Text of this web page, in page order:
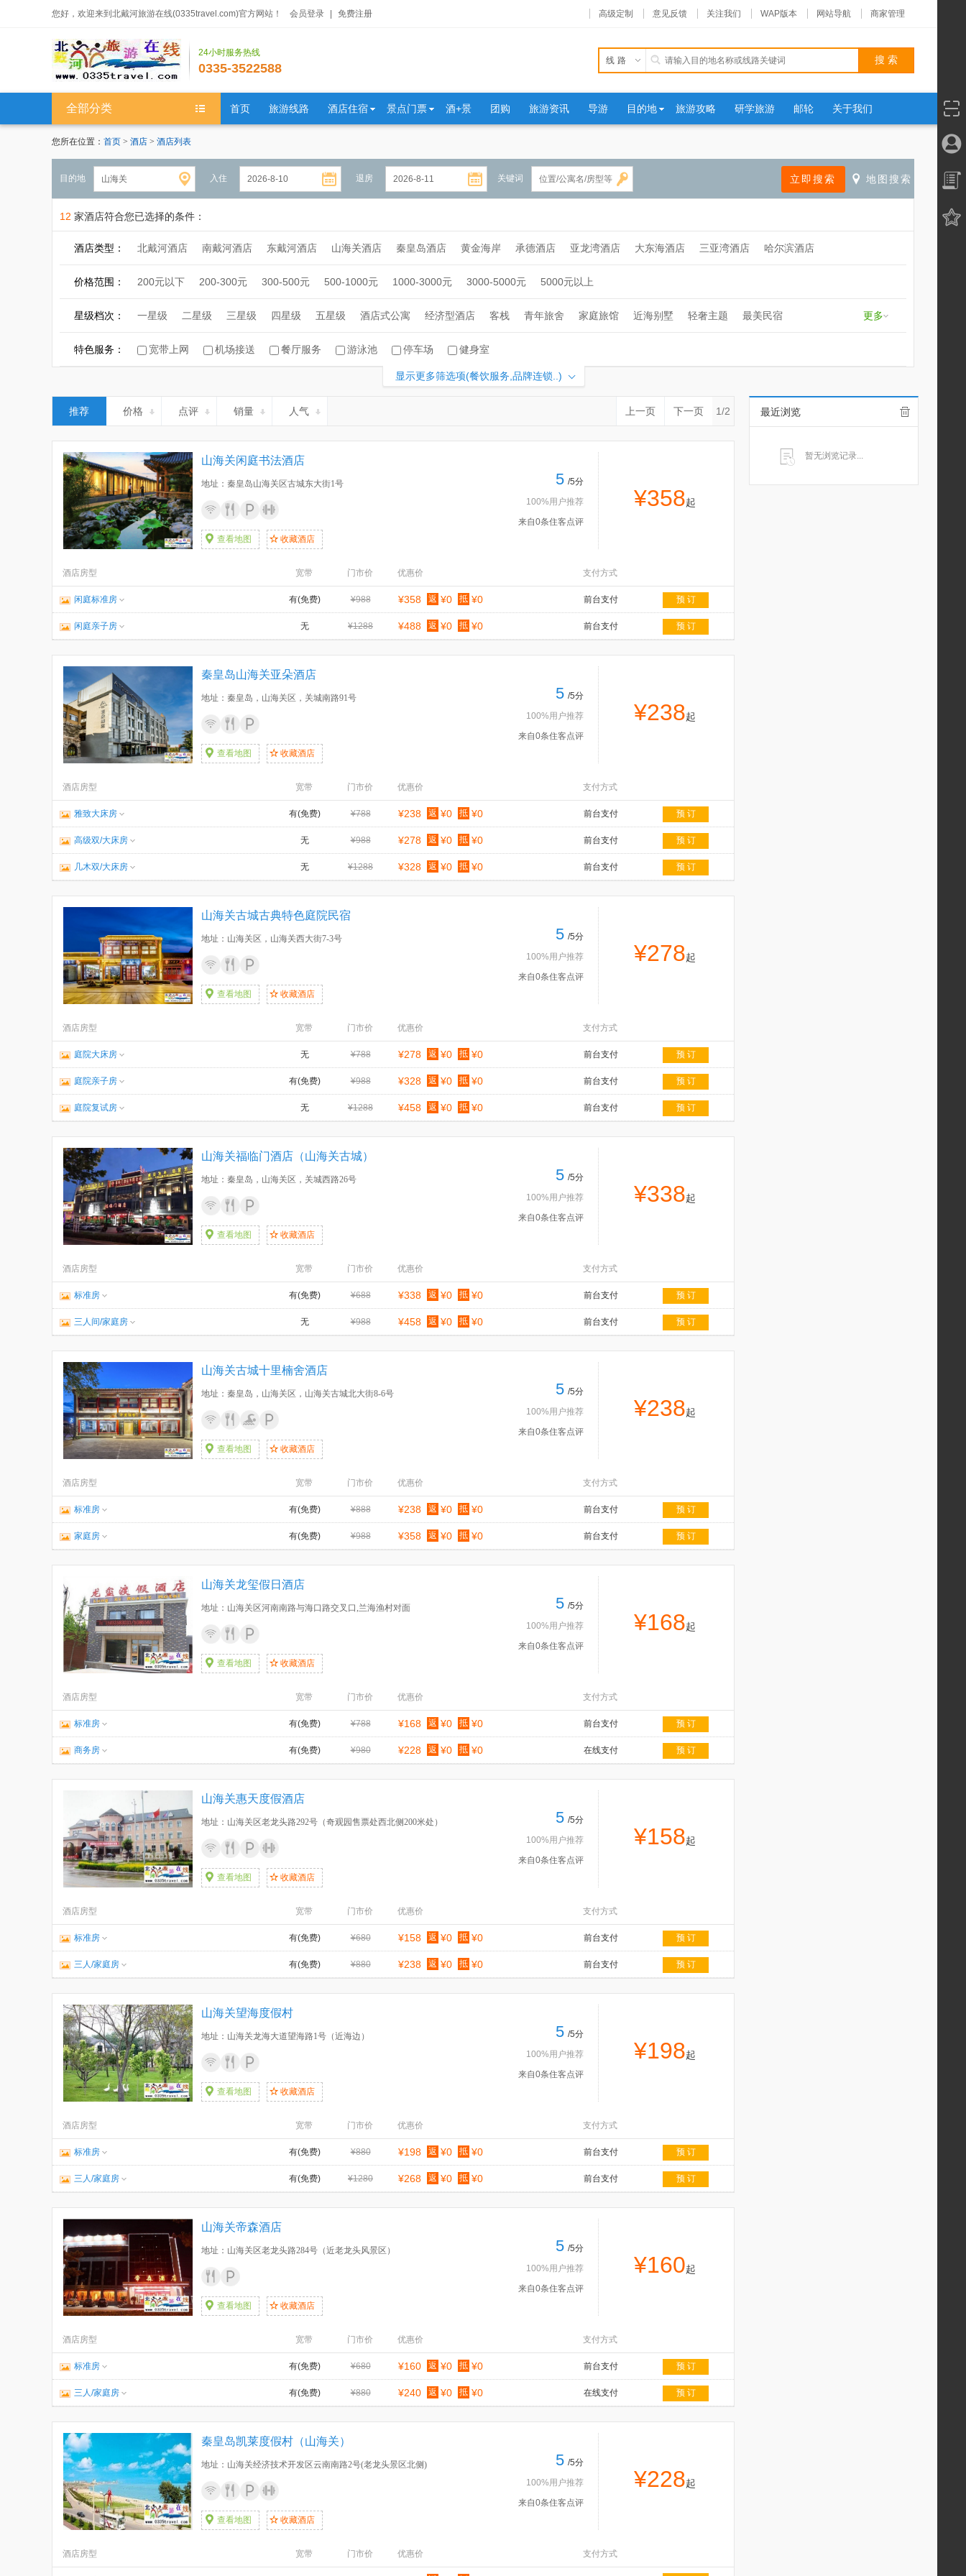
您好，欢迎来到北戴河旅游在线(0335travel.com)官方网站！ 会员登录 免费注册 高级定制 意见反馈 关注我们 WAP版本 网站导航 商家管理
24小时服务热线
0335-3522588
线路
全部分类 首页 旅游线路 酒店住宿 景点门票 酒+景 团购 旅游资讯 导游 目的地 旅游攻略 研学旅游 邮轮 关于我们
您所在位置： 首页 > 酒店 > 酒店列表
目的地 入住 退房 关键词
12 家酒店符合您已选择的条件：
酒店类型： 北戴河酒店 南戴河酒店 东戴河酒店 山海关酒店 秦皇岛酒店 黄金海岸 承德酒店 亚龙湾酒店 大东海酒店 三亚湾酒店 哈尔滨酒店
价格范围： 200元以下 200-300元 300-500元 500-1000元 1000-3000元 3000-5000元 5000元以上
星级档次： 一星级 二星级 三星级 四星级 五星级 酒店式公寓 经济型酒店 客栈 青年旅舍 家庭旅馆 近海别墅 轻奢主题 最美民宿
康养酒店
更多
特色服务： 宽带上网 机场接送 餐厅服务 游泳池 停车场 健身室
显示更多筛选项(餐饮服务,品牌连锁..)
推荐 价格 点评 销量 人气 上一页 下一页 1/2
山海关闲庭书法酒店
地址：秦皇岛山海关区古城东大街1号
查看地图 收藏酒店
5 /5分
100%用户推荐
来自0条住客点评
¥358起
酒店房型 宽带 门市价 优惠价 支付方式
闲庭标准房 有(免费) ¥988 ¥358 返 ¥0 抵 ¥0 前台支付 预 订
闲庭亲子房 无 ¥1288 ¥488 返 ¥0 抵 ¥0 前台支付 预 订
秦皇岛山海关亚朵酒店
地址：秦皇岛，山海关区，关城南路91号
查看地图 收藏酒店
5 /5分
100%用户推荐
来自0条住客点评
¥238起
酒店房型 宽带 门市价 优惠价 支付方式
雅致大床房 有(免费) ¥788 ¥238 返 ¥0 抵 ¥0 前台支付 预 订
高级双/大床房 无 ¥988 ¥278 返 ¥0 抵 ¥0 前台支付 预 订
几木双/大床房 无 ¥1288 ¥328 返 ¥0 抵 ¥0 前台支付 预 订
山海关古城古典特色庭院民宿
地址：山海关区，山海关西大街7-3号
查看地图 收藏酒店
5 /5分
100%用户推荐
来自0条住客点评
¥278起
酒店房型 宽带 门市价 优惠价 支付方式
庭院大床房 无 ¥788 ¥278 返 ¥0 抵 ¥0 前台支付 预 订
庭院亲子房 有(免费) ¥988 ¥328 返 ¥0 抵 ¥0 前台支付 预 订
庭院复试房 无 ¥1288 ¥458 返 ¥0 抵 ¥0 前台支付 预 订
山海关福临门酒店（山海关古城）
地址：秦皇岛，山海关区，关城西路26号
查看地图 收藏酒店
5 /5分
100%用户推荐
来自0条住客点评
¥338起
酒店房型 宽带 门市价 优惠价 支付方式
标准房 有(免费) ¥688 ¥338 返 ¥0 抵 ¥0 前台支付 预 订
三人间/家庭房 无 ¥988 ¥458 返 ¥0 抵 ¥0 前台支付 预 订
山海关古城十里楠舍酒店
地址：秦皇岛，山海关区，山海关古城北大街8-6号
查看地图 收藏酒店
5 /5分
100%用户推荐
来自0条住客点评
¥238起
酒店房型 宽带 门市价 优惠价 支付方式
标准房 有(免费) ¥888 ¥238 返 ¥0 抵 ¥0 前台支付 预 订
家庭房 有(免费) ¥988 ¥358 返 ¥0 抵 ¥0 前台支付 预 订
山海关龙玺假日酒店
地址：山海关区河南南路与海口路交叉口,兰海渔村对面
查看地图 收藏酒店
5 /5分
100%用户推荐
来自0条住客点评
¥168起
酒店房型 宽带 门市价 优惠价 支付方式
标准房 有(免费) ¥788 ¥168 返 ¥0 抵 ¥0 前台支付 预 订
商务房 有(免费) ¥980 ¥228 返 ¥0 抵 ¥0 在线支付 预 订
山海关惠天度假酒店
地址：山海关区老龙头路292号（奇观园售票处西北侧200米处）
查看地图 收藏酒店
5 /5分
100%用户推荐
来自0条住客点评
¥158起
酒店房型 宽带 门市价 优惠价 支付方式
标准房 有(免费) ¥680 ¥158 返 ¥0 抵 ¥0 前台支付 预 订
三人/家庭房 有(免费) ¥880 ¥238 返 ¥0 抵 ¥0 前台支付 预 订
山海关望海度假村
地址：山海关龙海大道望海路1号（近海边）
查看地图 收藏酒店
5 /5分
100%用户推荐
来自0条住客点评
¥198起
酒店房型 宽带 门市价 优惠价 支付方式
标准房 有(免费) ¥880 ¥198 返 ¥0 抵 ¥0 前台支付 预 订
三人/家庭房 有(免费) ¥1280 ¥268 返 ¥0 抵 ¥0 前台支付 预 订
山海关帝森酒店
地址：山海关区老龙头路284号（近老龙头风景区）
查看地图 收藏酒店
5 /5分
100%用户推荐
来自0条住客点评
¥160起
酒店房型 宽带 门市价 优惠价 支付方式
标准房 有(免费) ¥680 ¥160 返 ¥0 抵 ¥0 前台支付 预 订
三人/家庭房 有(免费) ¥880 ¥240 返 ¥0 抵 ¥0 在线支付 预 订
秦皇岛凯莱度假村（山海关）
地址：山海关经济技术开发区云南南路2号(老龙头景区北侧)
查看地图 收藏酒店
5 /5分
100%用户推荐
来自0条住客点评
¥228起
酒店房型 宽带 门市价 优惠价 支付方式
最近浏览
暂无浏览记录...